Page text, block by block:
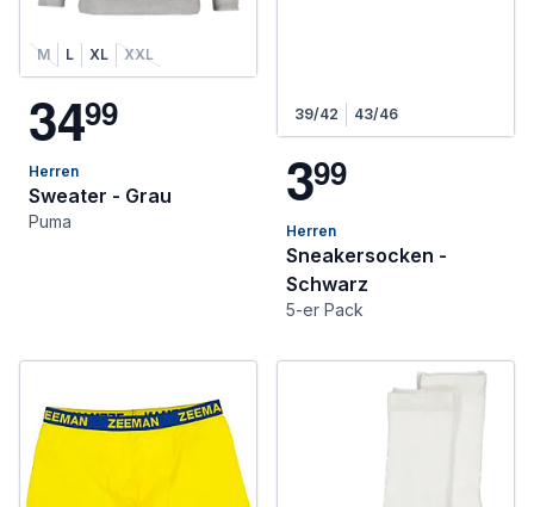
M L XL XXL
3499
Herren
Sweater - Grau
Puma
39/42 43/46
399
Herren
Sneakersocken -
Schwarz
5-er Pack